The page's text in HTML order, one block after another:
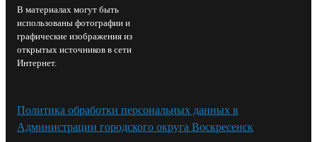
В материалах могут быть
использованы фотографии и
графические изображения из
открытых источников в сети
Интернет.
Политика обработки персональных данных в
Администрации городского округа Воскресенск